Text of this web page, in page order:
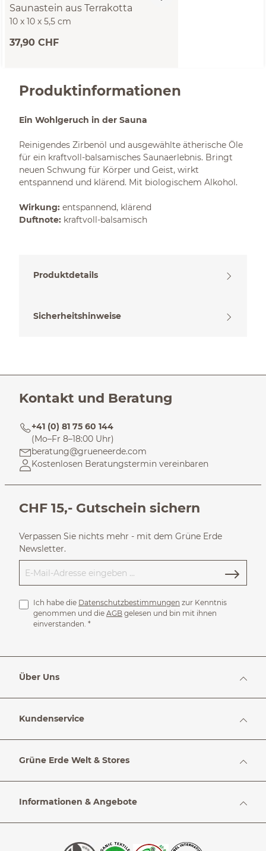
Saunastein aus Terrakotta
10 x 10 x 5,5 cm
37,90 CHF
Produktinformationen
Ein Wohlgeruch in der Sauna
Reinigendes Zirbenöl und ausgewählte ätherische Öle
für ein kraftvoll-balsamisches Saunaerlebnis. Bringt
neuen Schwung für Körper und Geist, wirkt
entspannend und klärend. Mit biologischem Alkohol.
Wirkung: entspannend, klärend
Duftnote: kraftvoll-balsamisch
Produktdetails
Sicherheitshinweise
Kontakt und Beratung
+41 (0) 81 75 60 144
(Mo–Fr 8–18:00 Uhr)
beratung@grueneerde.com
Kostenlosen Beratungstermin vereinbaren
CHF 15,- Gutschein sichern
Verpassen Sie nichts mehr - mit dem Grüne Erde
Newsletter.
Ich habe die Datenschutzbestimmungen zur Kenntnis
genommen und die AGB gelesen und bin mit ihnen
einverstanden. *
Über Uns
Kundenservice
Grüne Erde Welt & Stores
Informationen & Angebote